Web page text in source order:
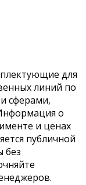
для
линий по
сферами,
о
и ценах
публичной
без